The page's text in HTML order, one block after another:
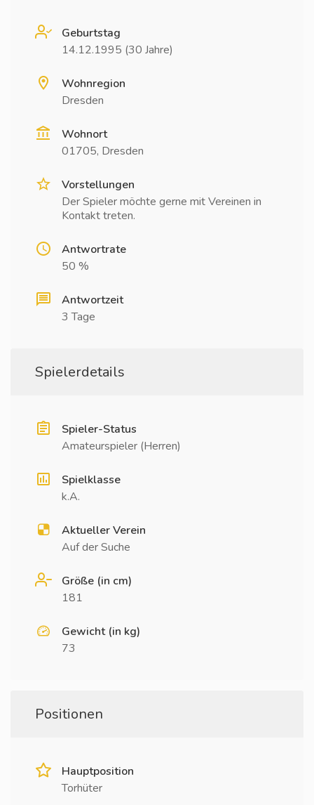
Geburtstag
14.12.1995 (30 Jahre)
Wohnregion
Dresden
Wohnort
01705, Dresden
Vorstellungen
Der Spieler möchte gerne mit Vereinen in
Kontakt treten.
Antwortrate
50 %
Antwortzeit
3 Tage
Spielerdetails
Spieler-Status
Amateurspieler (Herren)
Spielklasse
k.A.
Aktueller Verein
Auf der Suche
Größe (in cm)
181
Gewicht (in kg)
73
Positionen
Hauptposition
Torhüter